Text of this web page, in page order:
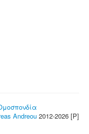
Andreou 2012-2026 [P]